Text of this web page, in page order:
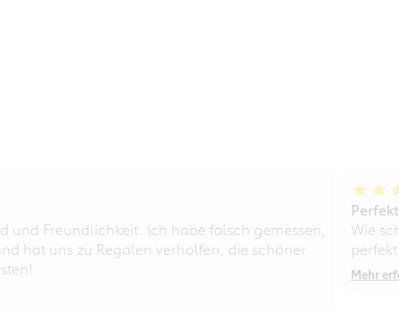
Freundlichkeit. Ich habe falsch gemessen,
hat uns zu Regalen verholfen, die schöner
Wie
Mehr